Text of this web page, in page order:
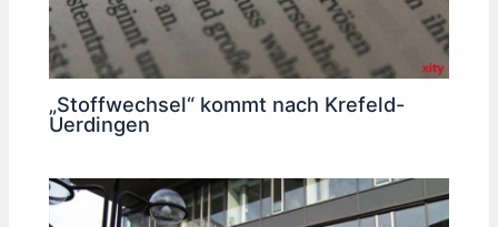
„Stoffwechsel“ kommt nach Krefeld-
Uerdingen